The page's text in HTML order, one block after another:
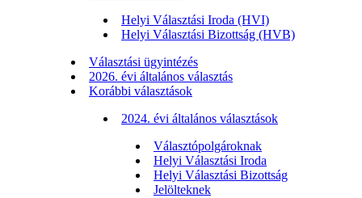
Helyi Választási Iroda (HVI)
Helyi Választási Bizottság (HVB)
Választási ügyintézés
2026. évi általános választás
Korábbi választások
2024. évi általános választások
Választópolgároknak
Helyi Választási Iroda
Helyi Választási Bizottság
Jelölteknek